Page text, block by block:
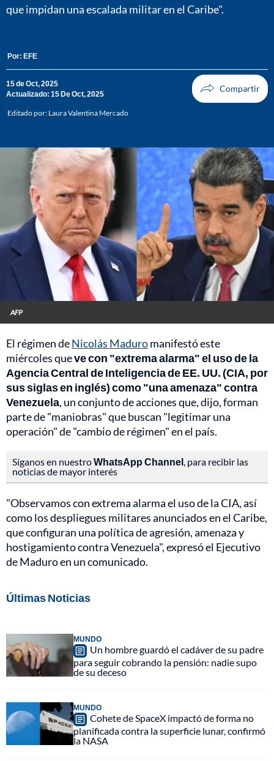
que impidan una escalada militar en el Caribe".
Por: EFE
15 de Oct, 2025
Actualizado: 15 De Oct, 2025
Editado por: Laura Valentina Mercado
AFP
El régimen deNicolás Maduromanifestó este
miércoles queve con "extrema alarma" el uso de la
Agencia Central de Inteligencia de EE. UU. (CIA, por
sus siglas en inglés) como "una amenaza" contra
Venezuela, un conjunto de acciones que, dijo, forman
parte de "maniobras" que buscan "legitimar una
operación" de "cambio de régimen" en el país.
Síganos en nuestroWhatsApp Channel, para recibir las
noticias de mayor interés
"Observamos con extrema alarma el uso de la CIA, así
como los despliegues militares anunciados en el Caribe,
que configuran una política de agresión, amenaza y
hostigamiento contra Venezuela", expresó el Ejecutivo
de Maduro en un comunicado.
Últimas Noticias
MUNDO
Un hombre guardó el cadáver de su padre
para seguir cobrando la pensión: nadie supo
de su deceso
MUNDO
Cohete de SpaceX impactó de forma no
planificada contra la superficie lunar, confirmó
la NASA